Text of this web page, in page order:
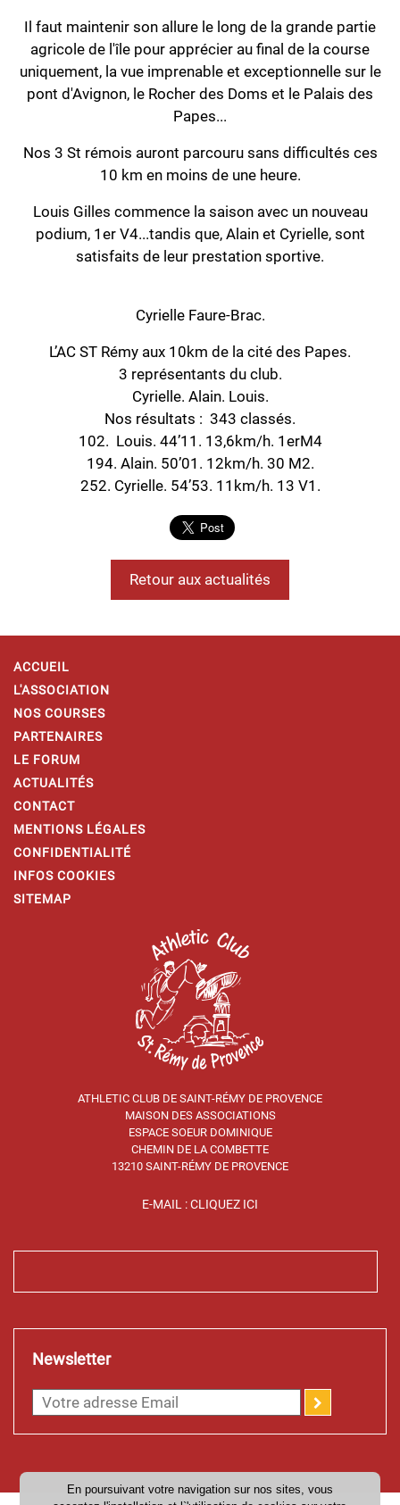
Il faut maintenir son allure le long de la grande partie
agricole de l'île pour apprécier au final de la course
uniquement, la vue imprenable et exceptionnelle sur le
pont d'Avignon, le Rocher des Doms et le Palais des
Papes...
Nos 3 St rémois auront parcouru sans difficultés ces
10 km en moins de une heure.
Louis Gilles commence la saison avec un nouveau
podium, 1er V4...tandis que, Alain et Cyrielle, sont
satisfaits de leur prestation sportive.
Cyrielle Faure-Brac.
L’AC ST Rémy aux 10km de la cité des Papes.
3 représentants du club.
Cyrielle. Alain. Louis.
Nos résultats : 343 classés.
102. Louis. 44’11. 13,6km/h. 1erM4
194. Alain. 50’01. 12km/h. 30 M2.
252. Cyrielle. 54’53. 11km/h. 13 V1.
Retour aux actualités
ACCUEIL
L'ASSOCIATION
NOS COURSES
PARTENAIRES
LE FORUM
ACTUALITÉS
CONTACT
MENTIONS LÉGALES
CONFIDENTIALITÉ
INFOS COOKIES
SITEMAP
Newsletter
ATHLETIC CLUB DE SAINT-RÉMY DE PROVENCE
MAISON DES ASSOCIATIONS
ESPACE SOEUR DOMINIQUE
CHEMIN DE LA COMBETTE
13210 SAINT-RÉMY DE PROVENCE
E-MAIL : CLIQUEZ ICI
En poursuivant votre navigation sur nos sites, vous